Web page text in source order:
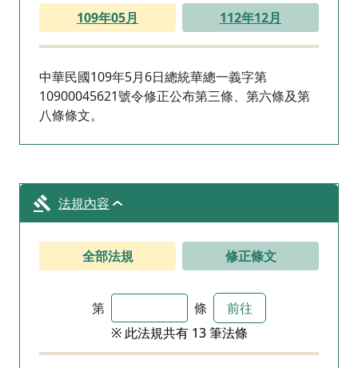
109年05月
112年12月
中華民國109年5月6日總統華總一義字第
10900045621號令修正公布第三條、第六條及第
八條條文。
法規內容
全部法規 修正條文
第 條
前往
※ 此法規共有 13 筆法條